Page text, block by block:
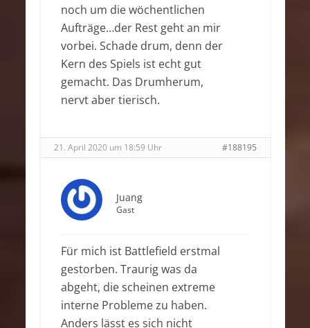
noch um die wöchentlichen
Aufträge…der Rest geht an mir
vorbei. Schade drum, denn der
Kern des Spiels ist echt gut
gemacht. Das Drumherum,
nervt aber tierisch.
21. April 2020 um 18:59 Uhr #188195
Juang
Gast
Für mich ist Battlefield erstmal
gestorben. Traurig was da
abgeht, die scheinen extreme
interne Probleme zu haben.
Anders lässt es sich nicht